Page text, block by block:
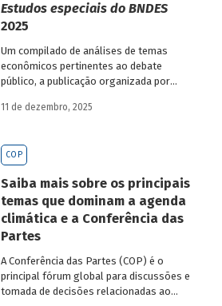
Estudos especiais do BNDES
2025
Um compilado de análises de temas
econômicos pertinentes ao debate
público, a publicação organizada por
Souza, economistas do BNDES, reúne 25
BNDES
11 de dezembro, 2025
COP
Saiba mais sobre os principais
temas que dominam a agenda
climática e a Conferência das
Partes
A Conferência das Partes (COP) é o
principal fórum global para discussões e
tomada de decisões relacionadas ao